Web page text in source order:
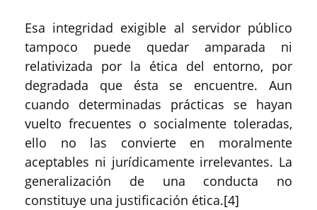
Esa integridad exigible al servidor público
tampoco puede quedar amparada ni
relativizada por la ética del entorno, por
degradada que ésta se encuentre. Aun
cuando determinadas prácticas se hayan
vuelto frecuentes o socialmente toleradas,
ello no las convierte en moralmente
aceptables ni jurídicamente irrelevantes. La
generalización de una conducta no
constituye una justificación ética.[4]